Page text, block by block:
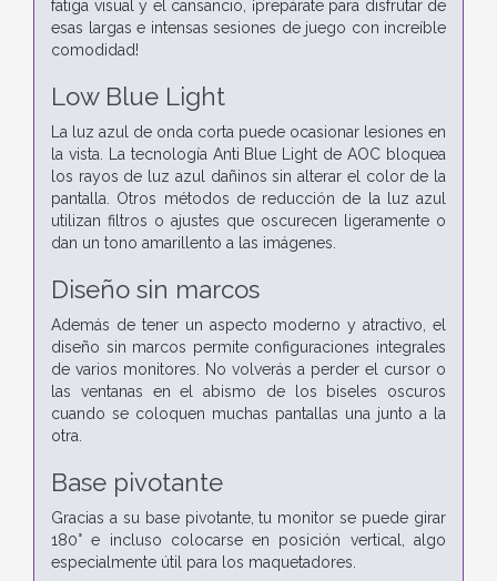
fatiga visual y el cansancio, ¡prepárate para disfrutar de
esas largas e intensas sesiones de juego con increíble
comodidad!
Low Blue Light
La luz azul de onda corta puede ocasionar lesiones en
la vista. La tecnología Anti Blue Light de AOC bloquea
los rayos de luz azul dañinos sin alterar el color de la
pantalla. Otros métodos de reducción de la luz azul
utilizan filtros o ajustes que oscurecen ligeramente o
dan un tono amarillento a las imágenes.
Diseño sin marcos
Además de tener un aspecto moderno y atractivo, el
diseño sin marcos permite configuraciones integrales
de varios monitores. No volverás a perder el cursor o
las ventanas en el abismo de los biseles oscuros
cuando se coloquen muchas pantallas una junto a la
otra.
Base pivotante
Gracias a su base pivotante, tu monitor se puede girar
180° e incluso colocarse en posición vertical, algo
especialmente útil para los maquetadores.